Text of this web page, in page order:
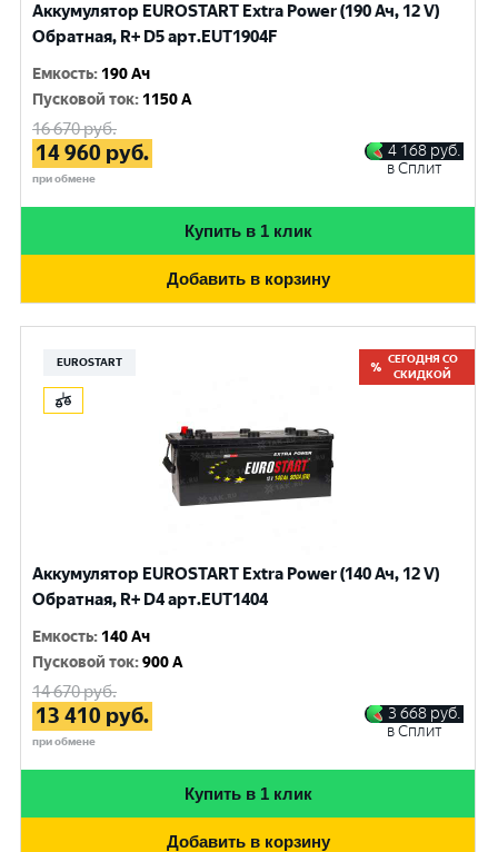
Аккумулятор EUROSTART Extra Power (190 Ач, 12 V)
Обратная, R+ D5 арт.EUT1904F
Емкость: 190 Ач
Пусковой ток: 1150 A
16 670руб.
14 960 руб.
при обмене
4 168 руб.
в Сплит
Купить в 1 клик
Добавить в корзину
EUROSTART
СЕГОДНЯ СО
СКИДКОЙ
Аккумулятор EUROSTART Extra Power (140 Ач, 12 V)
Обратная, R+ D4 арт.EUT1404
Емкость: 140 Ач
Пусковой ток:900 A
14 670руб.
13 410 руб.
при обмене
3 668 руб.
в Сплит
Купить в 1 клик
Добавить в корзину